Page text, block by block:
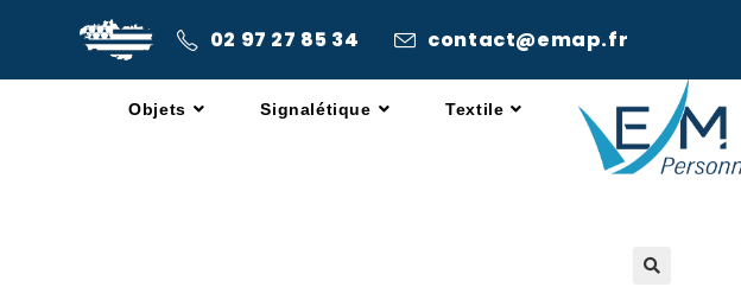
02 97 27 85 34 contact@emap.fr
Objets Signalétique Textile